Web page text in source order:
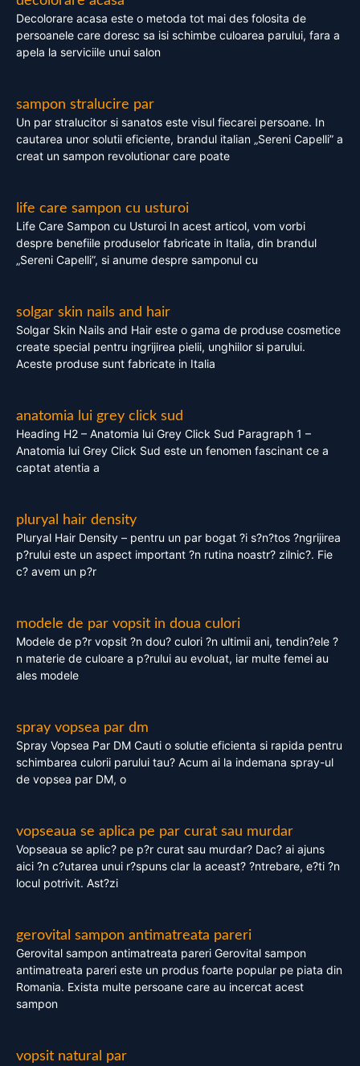
Decolorare acasa este o metoda tot mai des folosita de
persoanele care doresc sa isi schimbe culoarea parului, fara a
apela la serviciile unui salon
sampon stralucire par
Un par stralucitor si sanatos este visul fiecarei persoane. In
cautarea unor solutii eficiente, brandul italian „Sereni Capelli” a
creat un sampon revolutionar care poate
life care sampon cu usturoi
Life Care Sampon cu Usturoi In acest articol, vom vorbi
despre benefiile produselor fabricate in Italia, din brandul
„Sereni Capelli”, si anume despre samponul cu
solgar skin nails and hair
Solgar Skin Nails and Hair este o gama de produse cosmetice
create special pentru ingrijirea pielii, unghiilor si parului.
Aceste produse sunt fabricate in Italia
anatomia lui grey click sud
Heading H2 – Anatomia lui Grey Click Sud Paragraph 1 –
Anatomia lui Grey Click Sud este un fenomen fascinant ce a
captat atentia a
pluryal hair density
Pluryal Hair Density – pentru un par bogat ?i s?n?tos ?ngrijirea
p?rului este un aspect important ?n rutina noastr? zilnic?. Fie
c? avem un p?r
modele de par vopsit in doua culori
Modele de p?r vopsit ?n dou? culori ?n ultimii ani, tendin?ele ?
n materie de culoare a p?rului au evoluat, iar multe femei au
ales modele
spray vopsea par dm
Spray Vopsea Par DM Cauti o solutie eficienta si rapida pentru
schimbarea culorii parului tau? Acum ai la indemana spray-ul
de vopsea par DM, o
vopseaua se aplica pe par curat sau murdar
Vopseaua se aplic? pe p?r curat sau murdar? Dac? ai ajuns
aici ?n c?utarea unui r?spuns clar la aceast? ?ntrebare, e?ti ?n
locul potrivit. Ast?zi
gerovital sampon antimatreata pareri
Gerovital sampon antimatreata pareri Gerovital sampon
antimatreata pareri este un produs foarte popular pe piata din
Romania. Exista multe persoane care au incercat acest
sampon
vopsit natural par